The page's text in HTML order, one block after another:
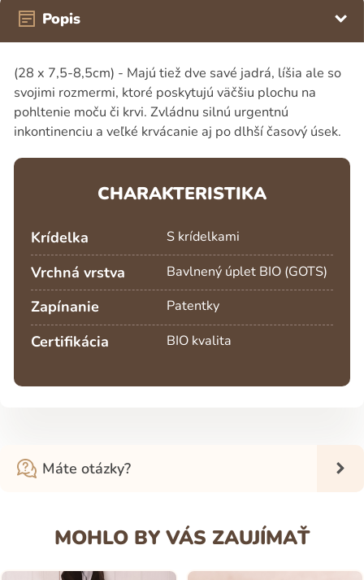
Popis
(28 x 7,5-8,5cm) - Majú tiež dve savé jadrá, líšia ale so
svojimi rozmermi, ktoré poskytujú väčšiu plochu na
pohltenie moču či krvi. Zvládnu silnú urgentnú
inkontinenciu a veľké krvácanie aj po dlhší časový úsek.
CHARAKTERISTIKA
Krídelka S krídelkami
Vrchná vrstva Bavlnený úplet BIO (GOTS)
Zapínanie Patentky
Certifikácia BIO kvalita
Máte otázky?
MOHLO BY VÁS ZAUJÍMAŤ